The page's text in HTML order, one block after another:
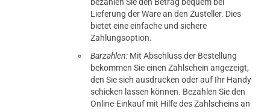
Lieferung der Ware an den Zusteller. Dies
bietet eine einfache und sichere
Zahlungsoption.
Barzahlen: Mit Abschluss der Bestellung
bekommen Sie einen Zahlschein angezeigt,
den Sie sich ausdrucken oder auf Ihr Handy
schicken lassen können. Bezahlen Sie den
Online-Einkauf mit Hilfe des Zahlscheins an